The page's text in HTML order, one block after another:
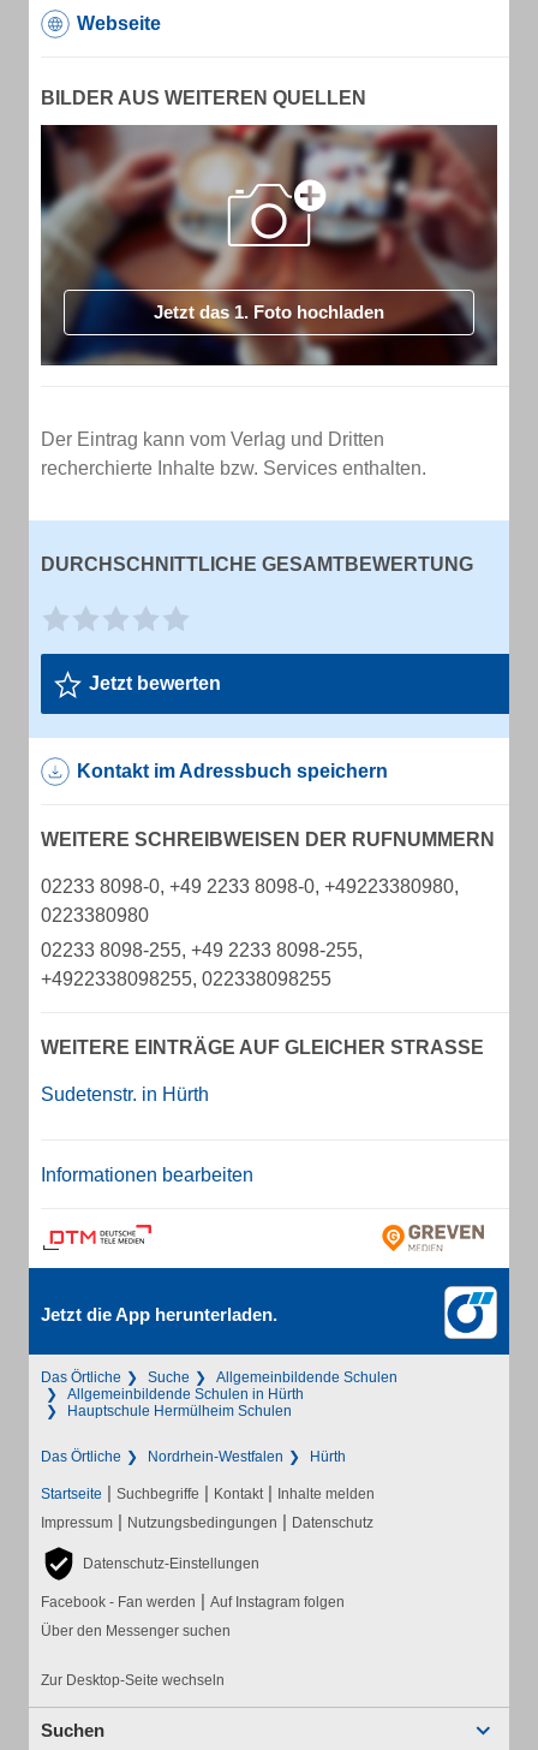
Webseite
BILDER AUS WEITEREN QUELLEN
Jetzt das 1. Foto hochladen
Der Eintrag kann vom Verlag und Dritten
recherchierte Inhalte bzw. Services enthalten.
DURCHSCHNITTLICHE GESAMTBEWERTUNG
Jetzt bewerten
Kontakt im Adressbuch speichern
WEITERE SCHREIBWEISEN DER RUFNUMMERN
02233 8098-0, +49 2233 8098-0, +49223380980,
0223380980
02233 8098-255, +49 2233 8098-255,
+4922338098255, 022338098255
WEITERE EINTRÄGE AUF GLEICHER STRASSE
Sudetenstr. in Hürth
Informationen bearbeiten
Jetzt die App herunterladen.
Das Örtliche Suche
Allgemeinbildende Schulen
Allgemeinbildende Schulen in Hürth
Hauptschule Hermülheim Schulen
Das Örtliche Nordrhein-Westfalen Hürth
Startseite | Suchbegriffe | Kontakt | Inhalte melden
Impressum | Nutzungsbedingungen | Datenschutz
Datenschutz-Einstellungen
Facebook - Fan werden | Auf Instagram folgen
Über den Messenger suchen
Zur Desktop-Seite wechseln
Suchen